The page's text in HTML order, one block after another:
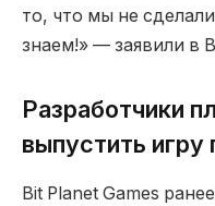
то, что мы не
знаем!» — заявили в
Разработчики
выпустить игру
Bit Planet Games